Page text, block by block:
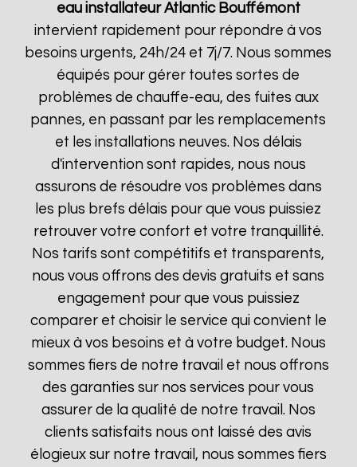
eau installateur Atlantic Bouffémont
intervient rapidement pour répondre à vos
besoins urgents, 24h/24 et 7j/7. Nous sommes
équipés pour gérer toutes sortes de
problèmes de chauffe-eau, des fuites aux
pannes, en passant par les remplacements
et les installations neuves. Nos délais
d'intervention sont rapides, nous nous
assurons de résoudre vos problèmes dans
les plus brefs délais pour que vous puissiez
retrouver votre confort et votre tranquillité.
Nos tarifs sont compétitifs et transparents,
nous vous offrons des devis gratuits et sans
engagement pour que vous puissiez
comparer et choisir le service qui convient le
mieux à vos besoins et à votre budget. Nous
sommes fiers de notre travail et nous offrons
des garanties sur nos services pour vous
assurer de la qualité de notre travail. Nos
clients satisfaits nous ont laissé des avis
élogieux sur notre travail, nous sommes fiers